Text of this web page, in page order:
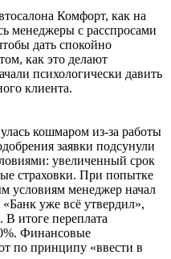
Комфорт, как на
менеджеры с расспросами
дать спокойно
как это делают
психологически давить
клиента.
кошмаром из-за работы
заявки подсунули
увеличенный срок
страховки. При попытке
условиям менеджер начал
уже всё утвердил»,
В итоге переплата
Финансовые
по принципу «ввести в